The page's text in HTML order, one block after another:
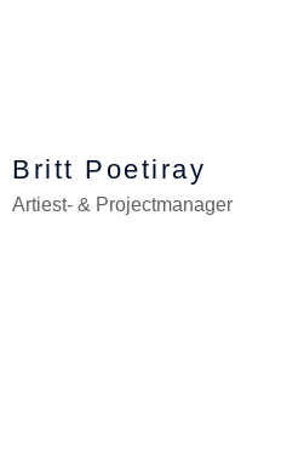
Britt Poetiray
Artiest- & Projectmanager